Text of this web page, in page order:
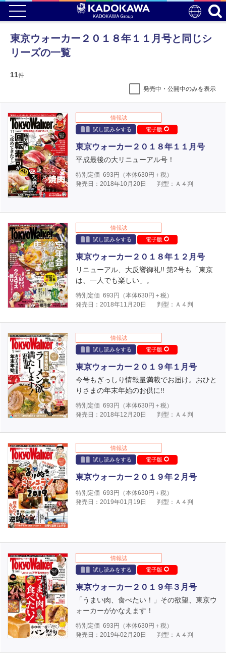
東京ウォーカー２０１８年１１月号と同じシ
リーズの一覧
11件
発売中・公開中のみを表示
情報誌
試し読みをする
電子版
東京ウォーカー２０１８年１１月号
平成最後の大リニューアル号！
特別定価 693 円（本体630円＋税）
発売日：2018年10月20日
判型：Ａ４判
情報誌
試し読みをする
電子版
東京ウォーカー２０１８年１２月号
リニューアル、大反響御礼!! 第2号も「東京
は、一人でも楽しい」。
特別定価 693 円（本体630円＋税）
発売日：2018年11月20日
判型：Ａ４判
情報誌
試し読みをする
電子版
東京ウォーカー２０１９年１月号
今号もぎっしり情報量満載でお届け。おひと
りさまの年末年始のお供に!!
特別定価 693 円（本体630円＋税）
発売日：2018年12月20日
判型：Ａ４判
情報誌
試し読みをする
電子版
東京ウォーカー２０１９年２月号
特別定価 693円（本体630円＋税）
発売日：2019年01月19日
判型：Ａ４判
情報誌
試し読みをする
電子版
東京ウォーカー２０１９年３月号
「うまい肉、食べたい！」その欲望、東京ウ
ォーカーがかなえます！
特別定価 693 円（本体630円＋税）
発売日：2019年02月20日
判型：Ａ４判